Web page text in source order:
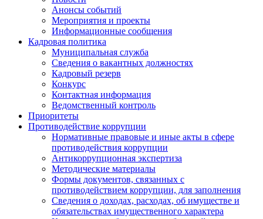
Анонсы событий
Мероприятия и проекты
Информационные сообщения
Кадровая политика
Муниципальная служба
Сведения о вакантных должностях
Кадровый резерв
Конкурс
Контактная информация
Ведомственный контроль
Приоритеты
Противодействие коррупции
Нормативные правовые и иные акты в сфере
противодействия коррупции
Антикоррупционная экспертиза
Методические материалы
Формы документов, связанных с
противодействием коррупции, для заполнения
Сведения о доходах, расходах, об имуществе и
обязательствах имущественного характера